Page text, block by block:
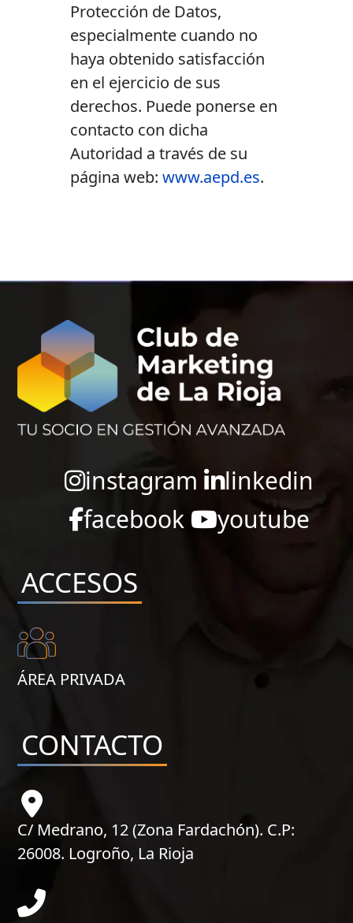
Protección de Datos,
especialmente cuando no
haya obtenido satisfacción
en el ejercicio de sus
derechos. Puede ponerse en
contacto con dicha
Autoridad a través de su
página web:www.aepd.es.
instagram
linkedin
facebook
youtube
ACCESOS
ÁREA PRIVADA
CONTACTO
C/ Medrano, 12 (Zona Fardachón). C.P:
26008. Logroño, La Rioja